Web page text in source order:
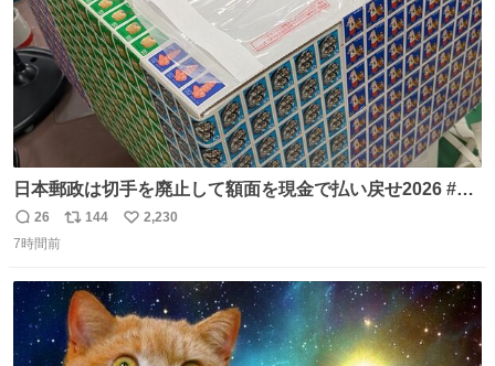
日本郵政は切手を廃止して額面を現金で払い戻せ2026 #日
本郵政 @JapanPostHD_PR
返
信
26
リ
ト
数
144
い
数
2,230
7時間前